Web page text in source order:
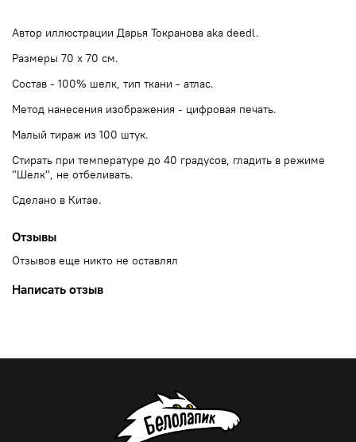
Автор иллюстрации Дарья Токранова aka deedl.
Размеры 70 х 70 см.
Состав - 100% шелк, тип ткани - атлас.
Метод нанесения изображения - цифровая печать.
Малый тираж из 100 штук.
Стирать при температуре до 40 градусов, гладить в режиме
"Шелк", не отбеливать.
Сделано в Китае.
Отзывы
Отзывов еще никто не оставлял
Написать отзыв